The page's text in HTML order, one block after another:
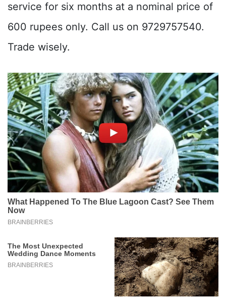
service for six months at a nominal price of
600 rupees only. Call us on 9729757540.
Trade wisely.